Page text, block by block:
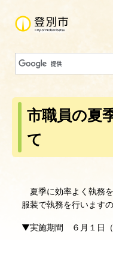
市職員の夏
て
夏季に効率よく執務
服装で執務を行います
▼実施期間 ６月１日（